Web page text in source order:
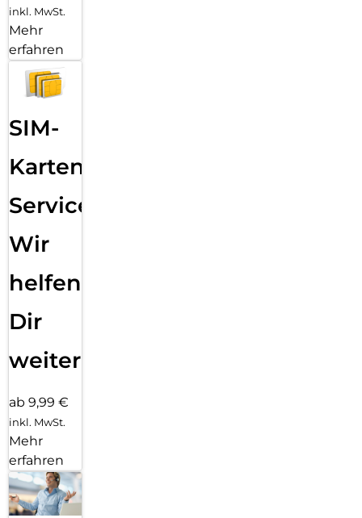
inkl. MwSt.
Mehr
erfahren
SIM-
Karten
Service:
Wir
helfen
Dir
weiter
ab 9,99 €
inkl. MwSt.
Mehr
erfahren